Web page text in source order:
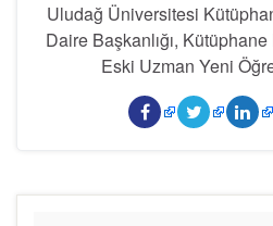
Uludağ Üniversitesi
Daire Başkanlığı,
Eski Uzman Yeni